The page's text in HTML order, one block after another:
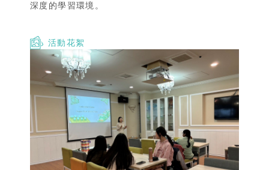
深度的學習環境。
活動花絮